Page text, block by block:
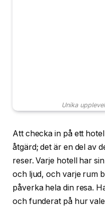
Unika
Att checka in på ett
åtgärd; det är en del av
reser. Varje hotell har
och ljud, och varje rum
påverka hela din resa.
och funderat på hur